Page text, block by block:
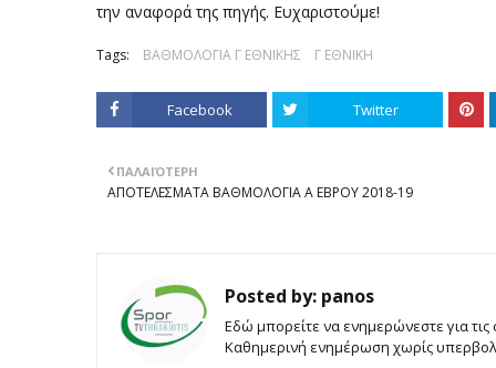
την αναφορά της πηγής. Ευχαριστούμε!
Tags: ΒΑΘΜΟΛΟΓΙΑ Γ ΕΘΝΙΚΗΣ Γ ΕΘΝΙΚΗ
Facebook Twitter
ΠΑΛΑΙΌΤΕΡΗ
ΑΠΟΤΕΛΕΣΜΑΤΑ ΒΑΘΜΟΛΟΓΙΑ Α ΕΒΡΟΥ 2018-19
Posted by: panos
Εδώ μπορείτε να ενημερώνεστε για
Καθημερινή ενημέρωση χωρίς